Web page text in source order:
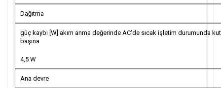
Dağıtma
güç kaybı [W] akım anma değerinde AC'de sıcak işletim durumunda
başına
4,5 W
Ana devre